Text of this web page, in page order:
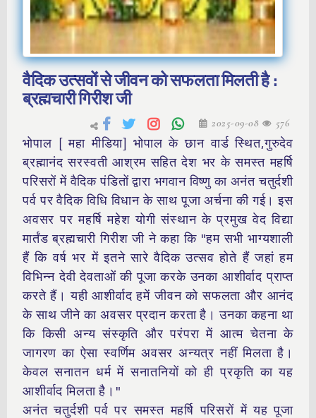
वैदिक उत्सवों से जीवन को सफलता मिलती है :
ब्रह्मचारी गिरीश जी
2025-09-08 576
भोपाल [ महा मीडिया] भोपाल के छान वार्ड स्थित,गुरुदेव
ब्रह्मानंद सरस्वती आश्रम सहित देश भर के समस्त महर्षि
परिसरों में वैदिक पंडितों द्वारा भगवान विष्णु का अनंत चतुर्दशी
पर्व पर वैदिक विधि विधान के साथ पूजा अर्चना की गई। इस
अवसर पर महर्षि महेश योगी संस्थान के प्रमुख वेद विद्या
मार्तंड ब्रह्मचारी गिरीश जी ने कहा कि "हम सभी भाग्यशाली
हैं कि वर्ष भर में इतने सारे वैदिक उत्सव होते हैं जहां हम
विभिन्न देवी देवताओं की पूजा करके उनका आशीर्वाद प्राप्त
करते हैं। यही आशीर्वाद हमें जीवन को सफलता और आनंद
के साथ जीने का अवसर प्रदान करता है। उनका कहना था
कि किसी अन्य संस्कृति और परंपरा में आत्म चेतना के
जागरण का ऐसा स्वर्णिम अवसर अन्यत्र नहीं मिलता है।
केवल सनातन धर्म में सनातनियों को ही प्रकृति का यह
आशीर्वाद मिलता है।"
अनंत चतुर्दशी पर्व पर समस्त महर्षि परिसरों में यह पूजा